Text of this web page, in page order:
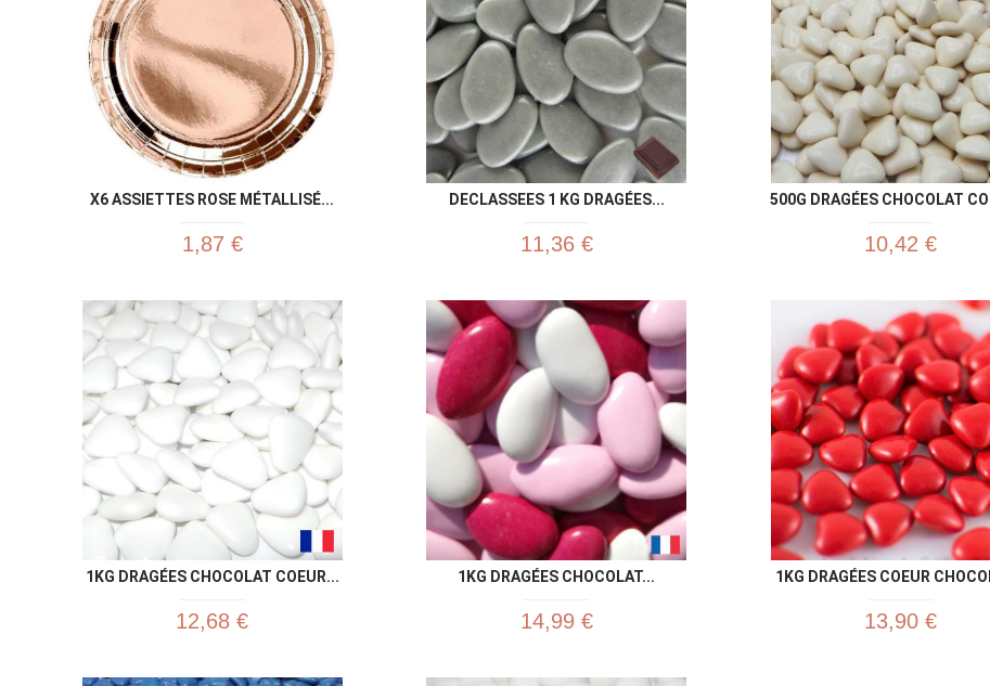
X6 ASSIETTES ROSE MÉTALLISÉ...
1,87 €
DECLASSEES 1 KG DRAGÉES...
11,36 €
500G DRAGÉES CHOCOLAT
10,42 €
1KG DRAGÉES CHOCOLAT COEUR...
12,68 €
 Aperçu rapide
1KG DRAGÉES CHOCOLAT...
14,99 €
Aperçu
1KG DRAGÉES COEUR
13,90 €